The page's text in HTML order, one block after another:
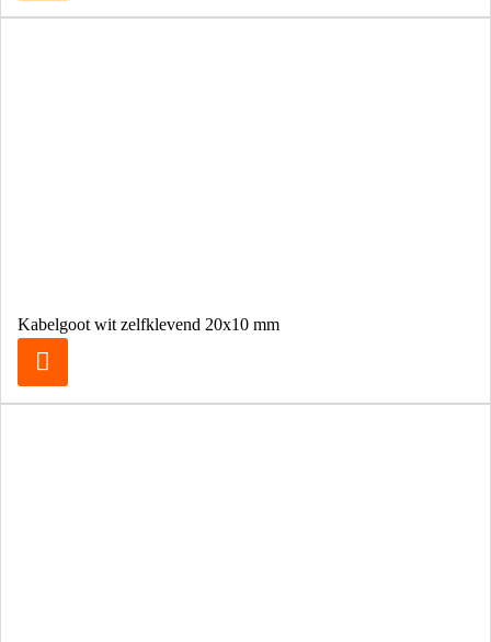
Kabelgoot wit zelfklevend 20x10 mm